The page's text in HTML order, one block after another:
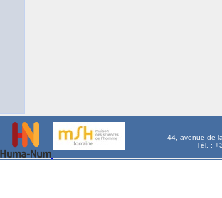
44, avenue de
Tél. :